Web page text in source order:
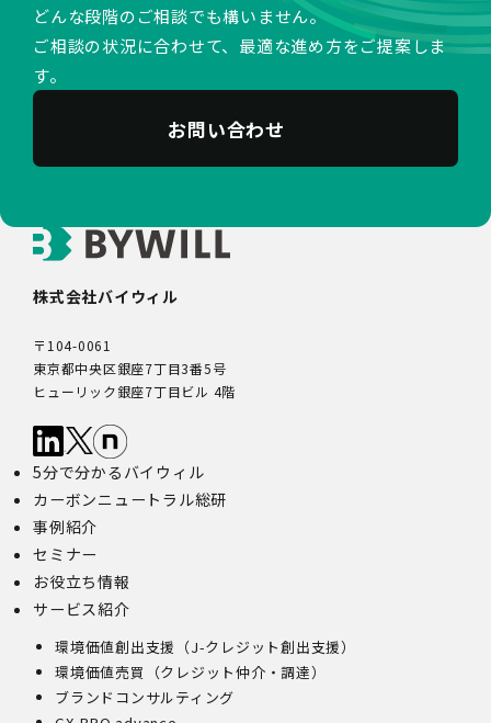
どんな段階のご相談でも構いません。
ご相談の状況に合わせて、最適な進め方をご提案しま
す。
お問い合わせ
株式会社バイウィル
〒104-0061
東京都中央区銀座7丁目3番5号
ヒューリック銀座7丁目ビル 4階
5分で分かるバイウィル
カーボンニュートラル総研
事例紹介
セミナー
お役立ち情報
サービス紹介
環境価値創出支援（J-クレジット創出支援）
環境価値売買（クレジット仲介・調達）
ブランドコンサルティング